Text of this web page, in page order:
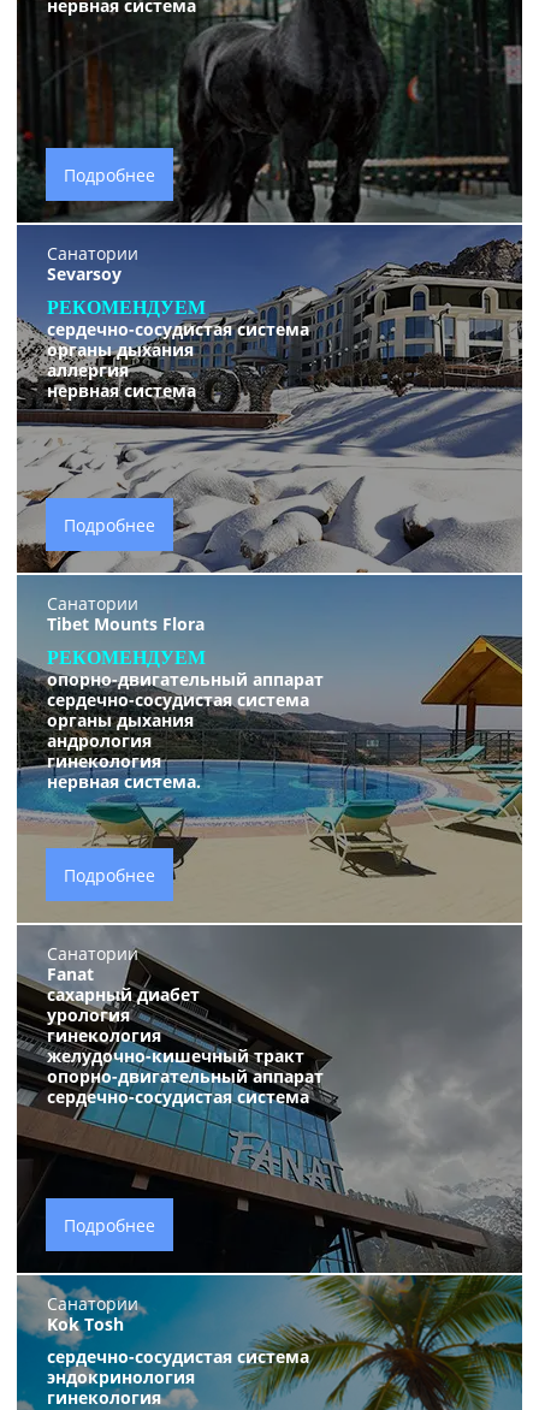
нервная система
Подробнее
Санатории
Sevarsoy
РЕКОМЕНДУЕМ
сердечно-сосудистая система
органы дыхания
аллергия
нервная система
Подробнее
Санатории
Tibet Mounts Flora
РЕКОМЕНДУЕМ
опорно-двигательный аппарат
сердечно-сосудистая система
органы дыхания
андрология
гинекология
нервная система.
Подробнее
Санатории
Fanat
сахарный диабет
урология
гинекология
желудочно-кишечный тракт
опорно-двигательный аппарат
сердечно-сосудистая система
Подробнее
Санатории
Kok Tosh
сердечно-сосудистая система
эндокринология
гинекология